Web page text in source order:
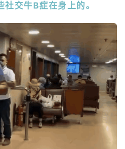
交牛B症在身上的。